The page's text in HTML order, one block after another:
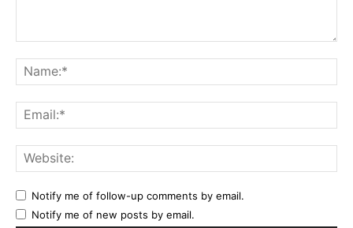
Notify me of follow-up comments by email.
Notify me of new posts by email.